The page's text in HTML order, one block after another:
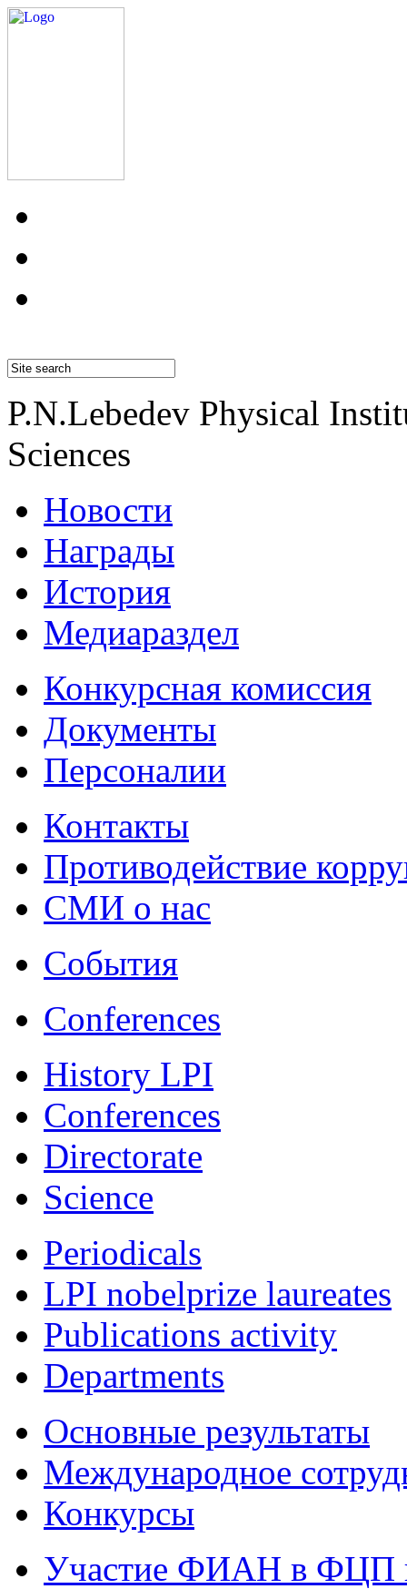
P.N.Lebedev Physical
Sciences
Новости
Награды
История
Медиараздел
Конкурсная комиссия
Документы
Персоналии
Контакты
Противодействие
СМИ о нас
События
Conferences
History LPI
Conferences
Directorate
Science
Periodicals
LPI nobelprize laureates
Publications activity
Departments
Основные результаты
Международное
Конкурсы
Участие ФИАН в ФЦП